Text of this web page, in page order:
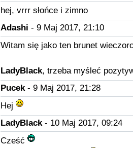
hej, vrrr słońce i zimno
Adashi - 9 Maj 2017, 21:10
Witam się jako ten brunet
LadyBlack, trzeba myśleć
Pucek- 9 Maj 2017, 21:28
Hej
LadyBlack- 10 Maj 2017, 09:24
Cześć